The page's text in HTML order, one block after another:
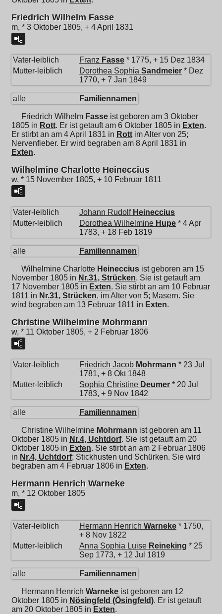
Friedrich Wilhelm Fasse
m, * 3 Oktober 1805, + 4 April 1831
Vater-leiblich Franz Fasse * 1775, + 15 Dez 1834
Mutter-leiblich
Dorothea Sophia Sandmeier * Dez
1770, + 7 Jan 1849
alle Familiennamen
Friedrich Wilhelm Fasse ist geboren am 3 Oktober
1805 in Rott. Er ist getauft am 6 Oktober 1805 in Exten.
Er stirbt an am 4 April 1831 in Rott im Alter von 25;
Nervenfieber. Er wird begraben am 8 April 1831 in
Exten.
Wilhelmine Charlotte Heineccius
w, * 15 November 1805, + 10 Februar 1811
Vater-leiblich Johann Rudolf Heineccius
Mutter-leiblich
Dorothea Wilhelmine Hupe * 4 Apr
1783, + 18 Feb 1819
alle Familiennamen
Wilhelmine Charlotte Heineccius ist geboren am 15
November 1805 in Nr.31, Strücken. Sie ist getauft am
17 November 1805 in Exten. Sie stirbt an am 10 Februar
1811 in Nr.31, Strücken, im Alter von 5; Masern. Sie
wird begraben am 13 Februar 1811 in Exten.
Christine Wilhelmine Mohrmann
w, * 11 Oktober 1805, + 2 Februar 1806
Vater-leiblich Friedrich Jacob Mohrmann * 23 Jul
1781, + 8 Okt 1848
Mutter-leiblich
Sophia Christine Deumer * 20 Jul
1783, + 9 Nov 1842
alle Familiennamen
Christine Wilhelmine Mohrmann ist geboren am 11
Oktober 1805 in Nr.4, Uchtdorf. Sie ist getauft am 20
Oktober 1805 in Exten. Sie stirbt an am 2 Februar 1806
in Nr.4, Uchtdorf; Stickhusten und Schürken. Sie wird
begraben am 4 Februar 1806 in Exten.
Hermann Henrich Warneke
m, * 12 Oktober 1805
Vater-leiblich Hermann Henrich Warneke * 1750,
+ 8 Nov 1822
Mutter-leiblich
Anna Sophia Luise Reineking * 25
Sep 1773, + 12 Jul 1819
alle Familiennamen
Hermann Henrich Warneke ist geboren am 12
Oktober 1805 in Nösingfeld (Ösingfeld). Er ist getauft
am 20 Oktober 1805 in Exten.